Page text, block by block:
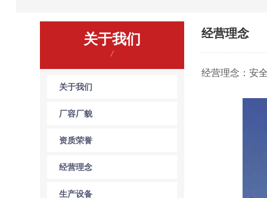
关于我们
/
关于我们
厂容厂貌
资质荣誉
经营理念
生产设备
经营理念
经营理念：安